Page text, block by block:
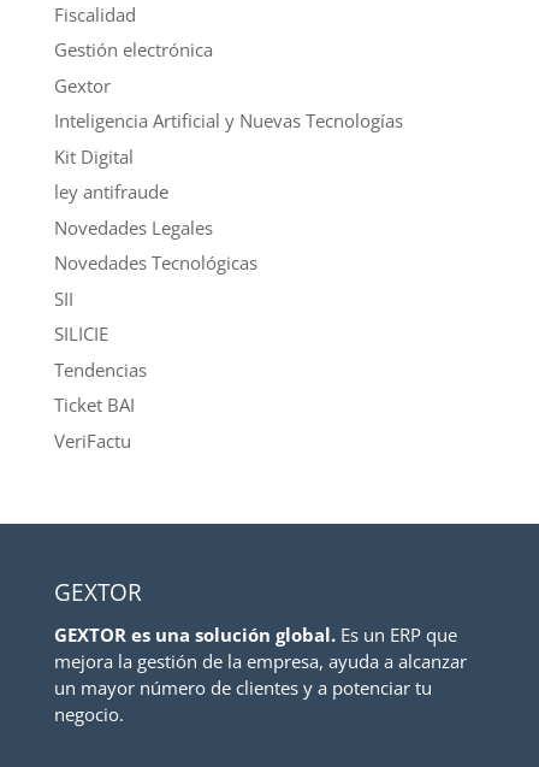
Fiscalidad
Gestión electrónica
Gextor
Inteligencia Artificial y Nuevas Tecnologías
Kit Digital
ley antifraude
Novedades Legales
Novedades Tecnológicas
SII
SILICIE
Tendencias
Ticket BAI
VeriFactu
GEXTOR
GEXTOR es una solución global.Es un ERP que
mejora la gestión de la empresa, ayuda a alcanzar
un mayor número de clientes y a potenciar tu
negocio.